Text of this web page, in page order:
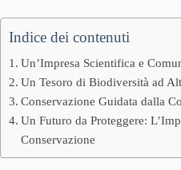
Indice dei contenuti
Un’Impresa Scientifica e
Un Tesoro di Biodiversità ad
Conservazione Guidata dalla
Un Futuro da Proteggere:
Conservazione